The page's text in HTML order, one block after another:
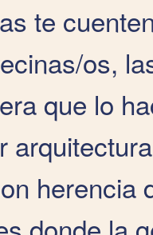
te
os,
que lo
herencia